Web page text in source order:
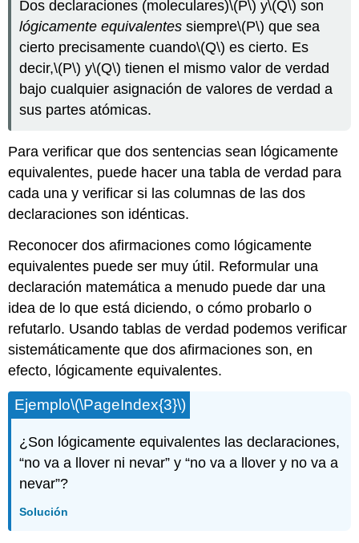
Dos declaraciones (moleculares)\(P\) y\(Q\) son
lógicamente equivalentes siempre\(P\) que sea
cierto precisamente cuando\(Q\) es cierto. Es
decir,\(P\) y\(Q\) tienen el mismo valor de verdad
bajo cualquier asignación de valores de verdad a
sus partes atómicas.
Para verificar que dos sentencias sean lógicamente
equivalentes, puede hacer una tabla de verdad para
cada una y verificar si las columnas de las dos
declaraciones son idénticas.
Reconocer dos afirmaciones como lógicamente
equivalentes puede ser muy útil. Reformular una
declaración matemática a menudo puede dar una
idea de lo que está diciendo, o cómo probarlo o
refutarlo. Usando tablas de verdad podemos verificar
sistemáticamente que dos afirmaciones son, en
efecto, lógicamente equivalentes.
Ejemplo\(\PageIndex{3}\)
¿Son lógicamente equivalentes las declaraciones,
“no va a llover ni nevar” y “no va a llover y no va a
nevar”?
Solución